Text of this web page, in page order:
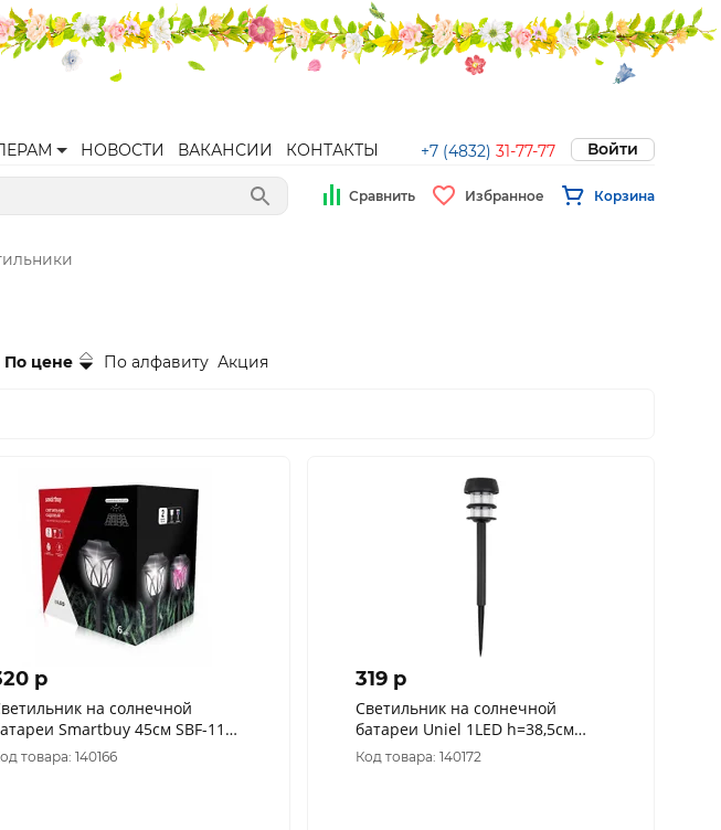
НОВОСТИ ВАКАНСИИ КОНТАКТЫ +7 (4832) 31-77-77 Войти
Сравнить Избранное Корзина
По цене По алфавиту Акция
p
на солнечной
Smartbuy 45см SBF-114
бел+RGB пластик
100x100x450 IP44
товара: 140166
319 p
Светильник на солнечной
батареи Uniel 1LED h=38,5см
4000K 4K IP44 пластик черный
USL-C-095/PT380 HALO
Код товара: 140172